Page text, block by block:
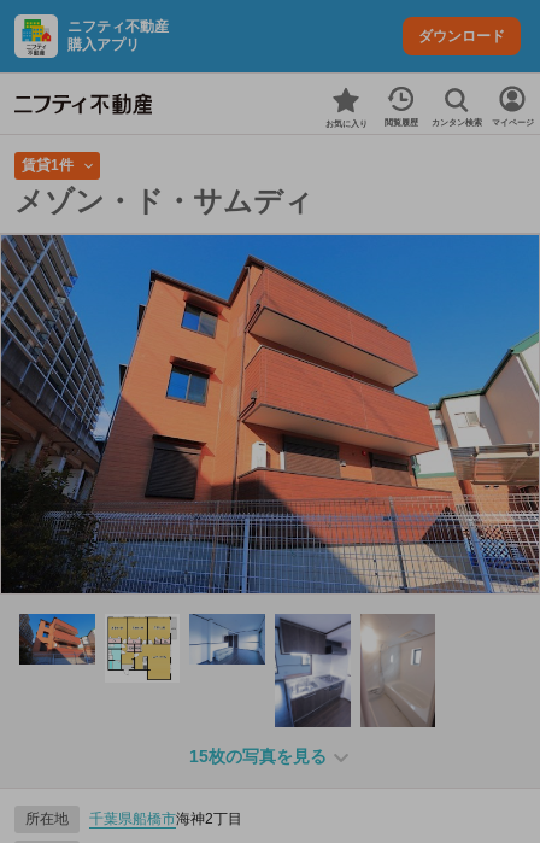
ニフティ不動産
購入アプリ
ダウンロード
お気に入り 閲覧履歴 カンタン検索 マイページ
賃貸1件
メゾン・ド・サムディ
15枚の写真を見る
所在地 千葉県船橋市海神2丁目